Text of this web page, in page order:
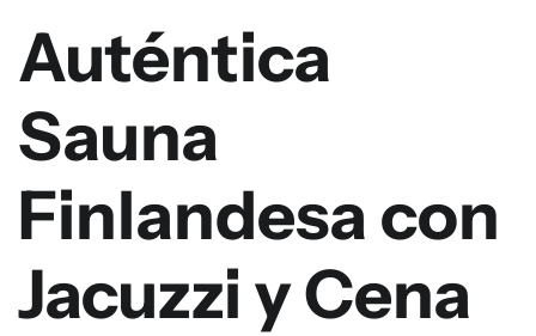
Auténtica
Sauna
Finlandesa con
Jacuzzi y Cena